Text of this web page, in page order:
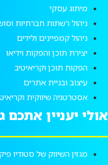
מיתוג עסקי
ניהול רשתות חברתיות
ניהול קמפיינים ולידים
יצירת תוכן והפקות וידיאו
הפקות תוכן וקריאיטיב
עיצוב ובניית אתרים
אסטרטגיה שיווקית
אולי יעניין אתכם
מגזין השיווק של סטודיו